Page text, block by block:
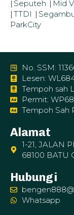
| Seputeh | Mid
| TTDI |
ParkCity
No. SSM:
Lesen:
Tempoh sah
Permit:
Tempoh Sah
Alamat
1-21, JALAN
68100 BATU
Hubungi
Whatsapp